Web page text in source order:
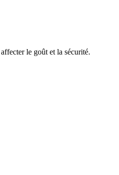
le goût et la sécurité.